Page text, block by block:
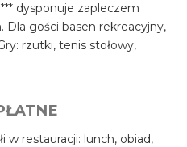
dysponuje zapleczem
Dla gości basen rekreacyjny,
rzutki, tenis stołowy,
w restauracji: lunch, obiad,